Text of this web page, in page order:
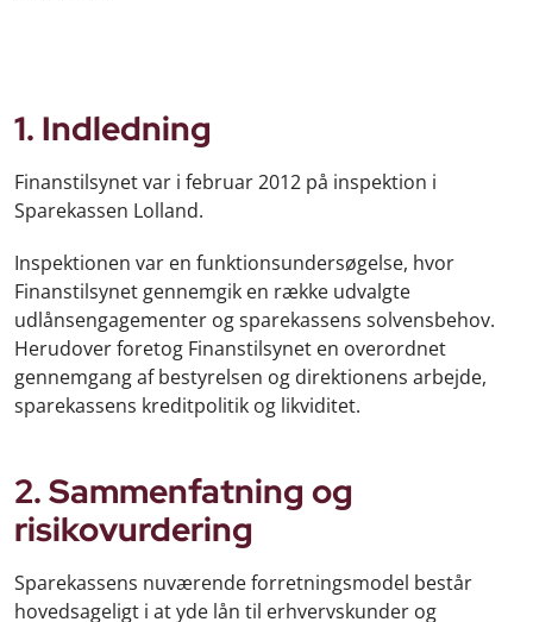
1. Indledning
Finanstilsynet var i februar 2012 på inspektion i
Sparekassen Lolland.
Inspektionen var en funktionsundersøgelse, hvor
Finanstilsynet gennemgik en række udvalgte
udlånsengagementer og sparekassens solvensbehov.
Herudover foretog Finanstilsynet en overordnet
gennemgang af bestyrelsen og direktionens arbejde,
sparekassens kreditpolitik og likviditet.
2. Sammenfatning og
risikovurdering
Sparekassens nuværende forretningsmodel består
hovedsageligt i at yde lån til erhvervskunder og